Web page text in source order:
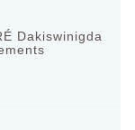
Dakiswinigda